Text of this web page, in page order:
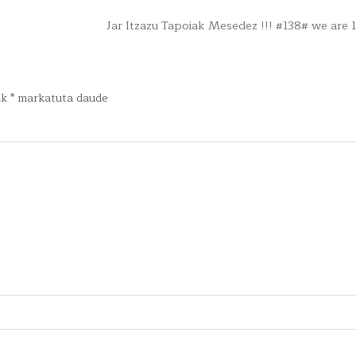
Jar Itzazu Tapoiak Mesedez !!! #138# we are
* markatuta daude